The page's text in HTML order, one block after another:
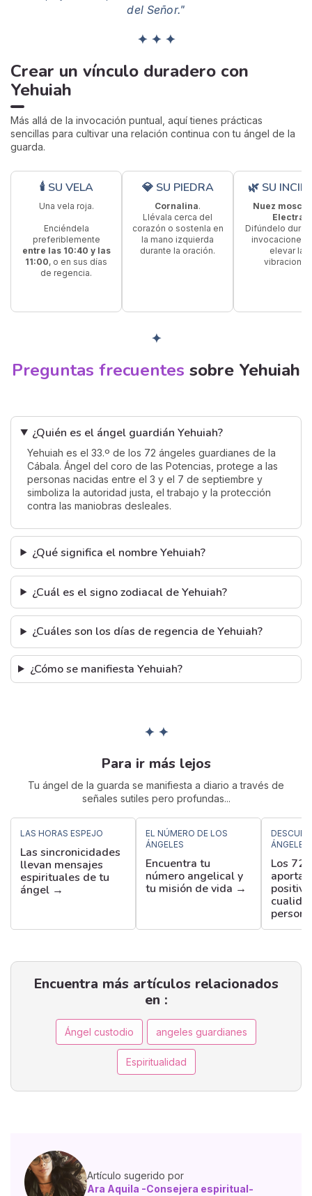
del Señor."
✦ ✦ ✦
Crear un vínculo duradero con
Yehuiah
Más allá de la invocación puntual, aquí tienes prácticas
sencillas para cultivar una relación continua con tu ángel de la
guarda.
🕯 SU VELA
Una vela roja.
Enciéndela
preferiblemente
entre las 10:40 y las
11:00, o en sus días
de regencia.
💎 SU PIEDRA
Cornalina.
Llévala cerca del
corazón o sostenla en
la mano izquierda
durante la oración.
🌿 SU
Nuez
Electra
Difúndelo
invocaciones
elevar las
✦
Preguntas frecuentes sobre Yehuiah
¿Quién es el ángel guardián Yehuiah?
Yehuiah es el 33.º de los 72 ángeles guardianes de la
Cábala. Ángel del coro de las Potencias, protege a las
personas nacidas entre el 3 y el 7 de septiembre y
simboliza la autoridad justa, el trabajo y la protección
contra las maniobras desleales.
¿Qué significa el nombre Yehuiah?
¿Cuál es el signo zodiacal de Yehuiah?
¿Cuáles son los días de regencia de Yehuiah?
¿Cómo se manifiesta Yehuiah?
✦ ✦
Para ir más lejos
Tu ángel de la guarda se manifiesta a diario a través de
señales sutiles pero profundas...
LAS HORAS ESPEJO
Las sincronicidades
llevan mensajes
espirituales de tu
ángel →
EL NÚMERO DE LOS
ÁNGELES
Encuentra tu
número angelical y
tu misión de vida →
Los 72
Encuentra más artículos relacionados
en :
Ángel custodio angeles guardianes
Espiritualidad
Artículo sugerido por
Ara Aquila -Consejera espiritual-